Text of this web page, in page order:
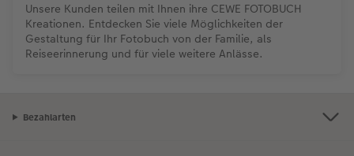
Unsere Kunden teilen mit Ihnen ihre CEWE FOTOBUCH
Kreationen. Entdecken Sie viele Möglichkeiten der
Gestaltung für Ihr Fotobuch von der Familie, als
Reiseerinnerung und für viele weitere Anlässe.
Bezahlarten